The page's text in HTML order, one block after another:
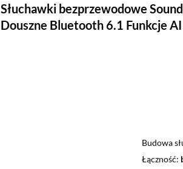
Słuchawki bezprzewodowe
Douszne Bluetooth 6.1 Funkcje
Budowa
Łączność